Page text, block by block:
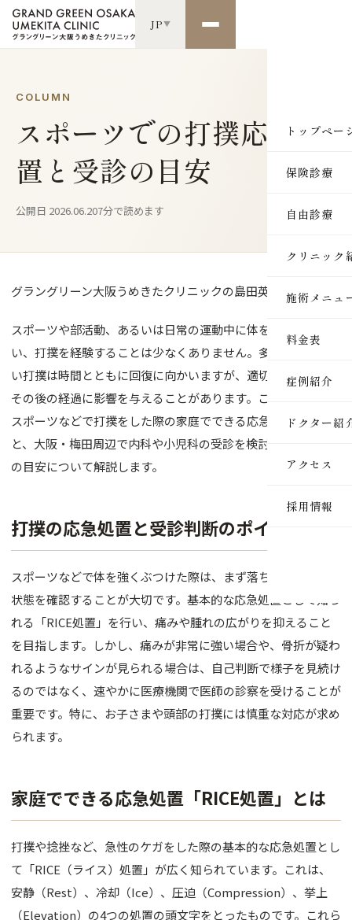
JP▼
トップペー
保険診療
自由診療
クリニック
施術メニュ
SKIN
レーザー
ヒアルロ
ボトック
肌育注射
目元
鼻
口唇
顎
料金表
症例紹介
ドクター紹
アクセス
採用情報
COLUMN
スポーツでの打撲応急処
置と受診の目安
公開日 2026.06.207分で読めます
グラングリーン大阪うめきたクリニックの島田英徳です。
スポーツや部活動、あるいは日常の運動中に体をぶつけてしま
い、打撲を経験することは少なくありません。多くの場合、軽
い打撲は時間とともに回復に向かいますが、適切な初期対応が
その後の経過に影響を与えることがあります。この記事では、
スポーツなどで打撲をした際の家庭でできる応急処置の基本
と、大阪・梅田周辺で内科や小児科の受診を検討するべき症状
の目安について解説します。
打撲の応急処置と受診判断のポイント
スポーツなどで体を強くぶつけた際は、まず落ち着いて患部の
状態を確認することが大切です。基本的な応急処置として知ら
れる「RICE処置」を行い、痛みや腫れの広がりを抑えること
を目指します。しかし、痛みが非常に強い場合や、骨折が疑わ
れるようなサインが見られる場合は、自己判断で様子を見続け
るのではなく、速やかに医療機関で医師の診察を受けることが
重要です。特に、お子さまや頭部の打撲には慎重な対応が求め
られます。
家庭でできる応急処置「RICE処置」とは
打撲や捻挫など、急性のケガをした際の基本的な応急処置とし
て「RICE（ライス）処置」が広く知られています。これは、
安静（Rest）、冷却（Ice）、圧迫（Compression）、挙上
（Elevation）の4つの処置の頭文字をとったものです。これら